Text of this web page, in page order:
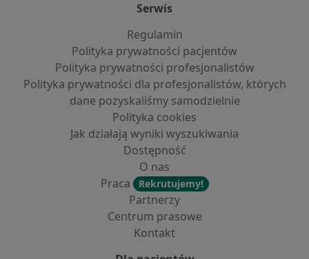
Serwis
Regulamin
Polityka prywatności pacjentów
Polityka prywatności profesjonalistów
Polityka prywatności dla profesjonalistów, których
dane pozyskaliśmy samodzielnie
Polityka cookies
Jak działają wyniki wyszukiwania
Dostępność
O nas
Praca
Rekrutujemy!
Partnerzy
Centrum prasowe
Kontakt